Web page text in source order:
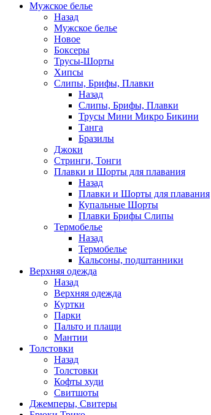
Мужское белье
Назад
Мужское белье
Новое
Боксеры
Трусы-Шорты
Хипсы
Слипы, Брифы, Плавки
Назад
Слипы, Брифы, Плавки
Трусы Мини Микро Бикини
Танга
Бразилы
Джоки
Стринги, Тонги
Плавки и Шорты для плавания
Назад
Плавки и Шорты для плавания
Купальные Шорты
Плавки Брифы Слипы
Термобелье
Назад
Термобелье
Кальсоны, подштанники
Верхняя одежда
Назад
Верхняя одежда
Куртки
Парки
Пальто и плащи
Мантии
Толстовки
Назад
Толстовки
Кофты худи
Свитшоты
Джемперы, Свитеры